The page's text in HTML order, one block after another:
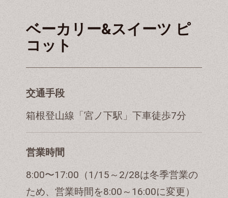
ベーカリー&スイーツ ピ
コット
交通手段
箱根登山線「宮ノ下駅」下車徒歩7分
営業時間
8:00〜17:00（1/15～2/28は冬季営業の
ため、営業時間を8:00～16:00に変更）